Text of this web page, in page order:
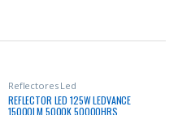
Reflectores Led
REFLECTOR LED 125W LEDVANCE
15000LM 5000K 50000HRS